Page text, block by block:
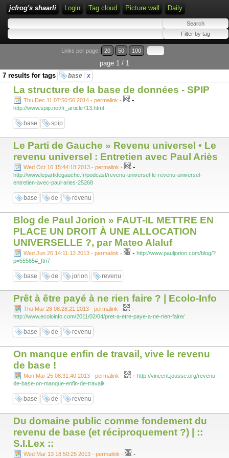
jcfrog's shaarli Login Tag cloud Picture wall Daily
Links per page: 20 50 100
page 1 / 1
7 results for tags
base x
La structure de la base de données - SPIP
Thu Dec 11 07:50:56 2014 - permalink - -
http://www.spip.net/fr_article713.html
base spip
Le Parti de Gauche » Revenu universel • Le
revenu universel : Entretien avec Paul Ariès
Wed Oct 16 15:44:18 2013 - permalink - -
http://www.lepartidegauche.fr/podcast/revenu-universel-le-revenu-universel-
entretien-avec-paul-aries-25268
base de revenu
Blog de Paul Jorion » FAUT-IL METTRE EN
PLACE UN DROIT À UNE ALLOCATION
UNIVERSELLE ?, par Mateo Alaluf
Wed Jun 26 14:11:13 2013 - permalink - - http://www.pauljorion.com/blog/?
p=55565#_ftn7
base de jorion revenu
Prêt à être payé à ne rien faire ? | Ecolo-Info
Thu Mar 28 08:28:21 2013 - permalink - -
http://www.ecoloinfo.com/2011/02/04/pret-a-etre-paye-a-ne-rien-faire/
base de revenu
On manque enfin de travail, vive le revenu
de base !
Mon Mar 25 08:31:40 2013 - permalink - - http://vincent.jousse.org/revenu-
de-base-on-manque-enfin-de-travail/
base de revenu
Du domaine public comme fondement du
revenu de base (et réciproquement ?) | ::
S.I.Lex ::
Wed Mar 13 18:50:25 2013 - permalink - -